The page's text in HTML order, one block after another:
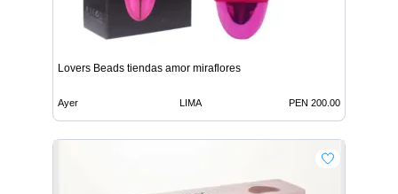
Lovers Beads tiendas amor miraflores
Ayer LIMA PEN 200.00